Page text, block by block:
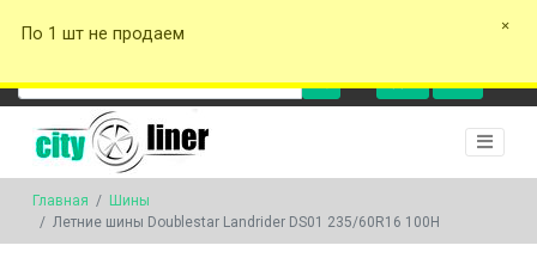
+375 29 162-00-17
+375 29
0 0
Главная
Шины
Летние шины Doublestar Landrider DS01 235/60R16 100H
По 1 шт не продаем